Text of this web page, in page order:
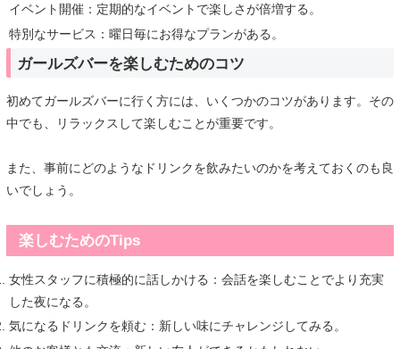
イベント開催：定期的なイベントで楽しさが倍増する。
特別なサービス：曜日毎にお得なプランがある。
ガールズバーを楽しむためのコツ
初めてガールズバーに行く方には、いくつかのコツがあります。その
中でも、リラックスして楽しむことが重要です。
また、事前にどのようなドリンクを飲みたいのかを考えておくのも良
いでしょう。
楽しむためのTips
女性スタッフに積極的に話しかける：会話を楽しむことでより充実
した夜になる。
気になるドリンクを頼む：新しい味にチャレンジしてみる。